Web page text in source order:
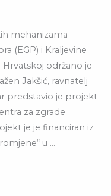
mehanizama
(EGP) i Kraljevine
Hrvatskoj održano je
Jakšić, ravnatelj
predstavio je projekt
za zgrade
je je financiran iz
u …